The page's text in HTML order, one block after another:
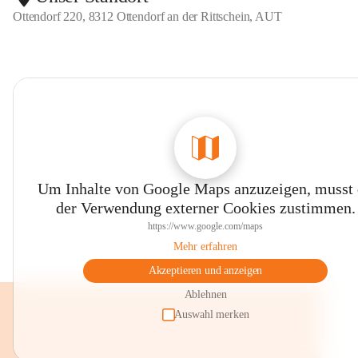
Ottendorf 220, 8312 Ottendorf an der Rittschein, AUT
Um Inhalte von Google Maps anzuzeigen, musst
der Verwendung externer Cookies zustimmen.
https://www.google.com/maps
Mehr erfahren
Akzeptieren und anzeigen
Ablehnen
Auswahl merken